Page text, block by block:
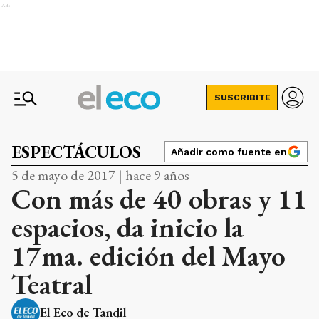
Ads
SUSCRIBITE
ESPECTÁCULOS Añadir como fuente en
5 de mayo de 2017 | hace 9 años
Con más de 40 obras y 11
espacios, da inicio la
17ma. edición del Mayo
Teatral
El Eco de Tandil